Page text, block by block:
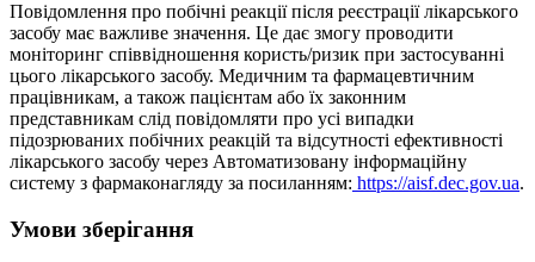
Повідомлення про побічні реакції після реєстрації лікарського
засобу має важливе значення. Це дає змогу проводити
моніторинг співвідношення користь/ризик при застосуванні
цього лікарського засобу. Медичним та фармацевтичним
працівникам, а також пацієнтам або їх законним
представникам слід повідомляти про усі випадки
підозрюваних побічних реакцій та відсутності ефективності
лікарського засобу через Автоматизовану інформаційну
систему з фармаконагляду за посиланням: https://aisf.dec.gov.ua.
Умови зберігання